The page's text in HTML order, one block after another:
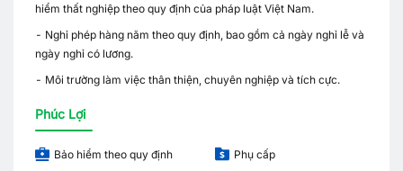
hiểm thất nghiệp theo quy định của pháp luật Việt Nam.
- Nghỉ phép hàng năm theo quy định, bao gồm cả ngày nghỉ lễ và
ngày nghỉ có lương.
- Môi trường làm việc thân thiện, chuyên nghiệp và tích cực.
Phúc Lợi
Bảo hiểm theo quy định
Phụ cấp